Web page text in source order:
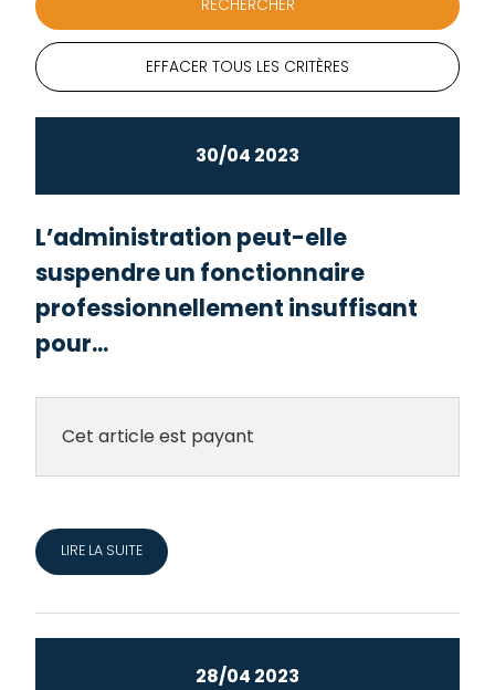
EFFACER TOUS LES CRITÈRES
30/04 2023
L’administration peut-elle
suspendre un fonctionnaire
professionnellement insuffisant
pour...
Cet article est payant
LIRE LA SUITE
28/04 2023